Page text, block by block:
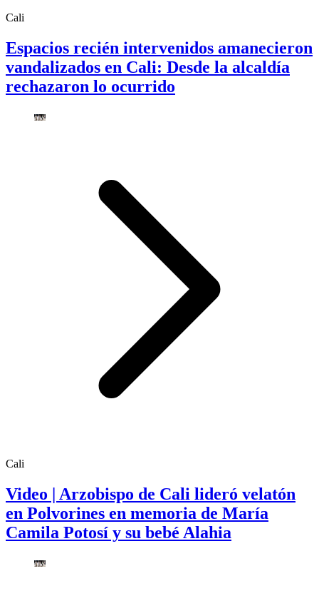
Cali
Espacios recién intervenidos amanecieron
vandalizados en Cali: Desde la alcaldía
rechazaron lo ocurrido
Cali
Video | Arzobispo de Cali lideró velatón
en Polvorines en memoria de María
Camila Potosí y su bebé Alahia